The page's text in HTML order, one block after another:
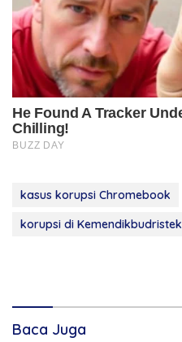
kasus korupsi Chromebook
korupsi di Kemendikbudristek
Baca Juga